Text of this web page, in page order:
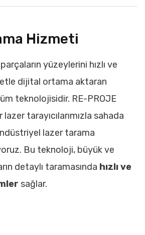
Hizmeti
yüzeylerini hızlı ve
dijital ortama aktaran
teknolojisidir. RE-PROJE
tarayıcılarımızla sahada
lazer tarama
Bu teknoloji, büyük ve
detaylı taramasında hızlı ve
sağlar.